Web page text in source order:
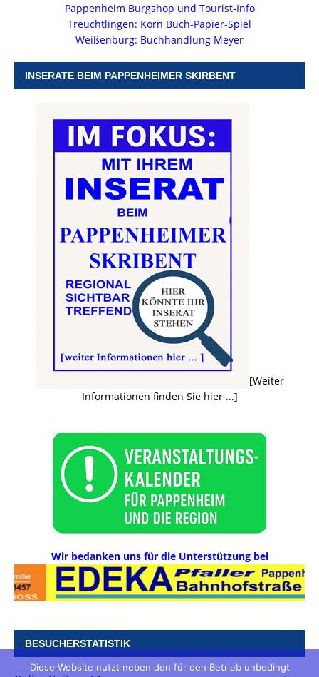
Pappenheim Burgshop und Tourist-Info
Treuchtlingen: Korn Buch-Papier-Spiel
Weißenburg: Buchhandlung Meyer
INSERATE BEIM PAPPENHEIMER SKIRBENT
[Weiter
Informationen finden Sie hier ...]
Wir bedanken uns für die Unterstützung bei
BESUCHERSTATISTIK
Diese Website nutzt neben den für den Betrieb unbedingt